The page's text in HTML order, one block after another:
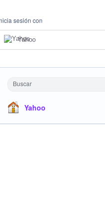
sesión con
Yahoo
Buscar
Yahoo